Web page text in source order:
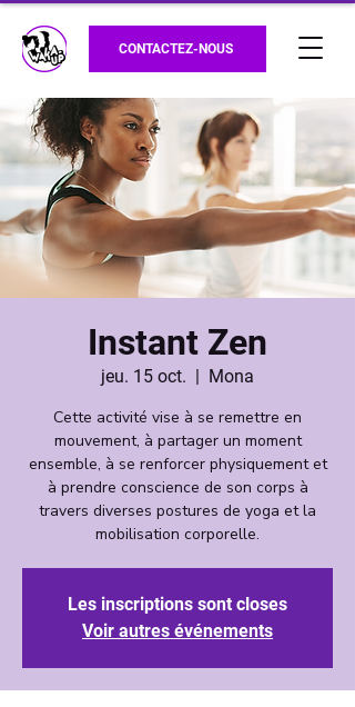
CONTACTEZ-NOUS
Instant Zen
jeu. 15 oct.
  |
Mona
Cette activité vise à se remettre en
mouvement, à partager un moment
ensemble, à se renforcer physiquement et
à prendre conscience de son corps à
travers diverses postures de yoga et la
mobilisation corporelle.
Les inscriptions sont closes
Voir autres événements